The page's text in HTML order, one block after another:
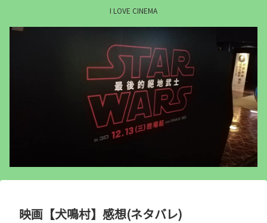
I LOVE CINEMA
映画【犬鳴村】感想(ネタバレ)